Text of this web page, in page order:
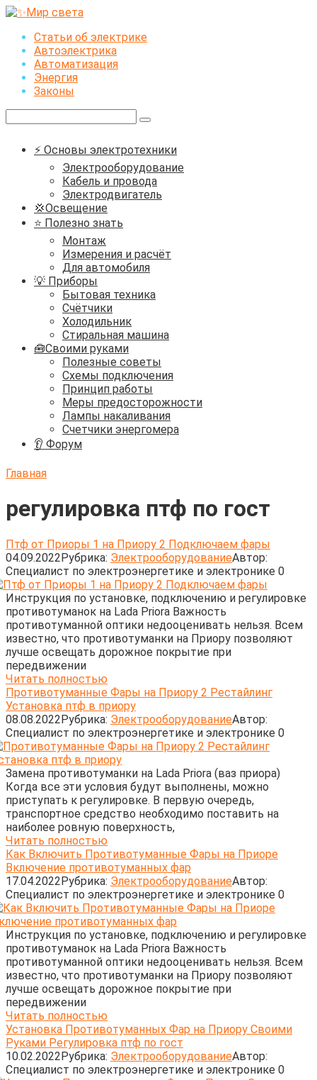
Перейти
контентуСтатьи об электрике
Автоэлектрика
Автоматизация
Энергия
Законы
⚡ Основы электротехники
Электрооборудование
Кабель и провода
Электродвигатель
💢Освещение
⭐ Полезно знать
Монтаж
Измерения и расчёт
Для автомобиля
💡 Приборы
Бытовая техника
Счётчики
Холодильник
Стиральная машина
🧰Своими руками
Полезные советы
Схемы подключения
Принцип работы
Меры предосторожности
Лампы накаливания
Счетчики энергомера
👂 Форум
Главная
регулировка птф по гост
Птф от Приоры 1 на Приору 2 Подключаем фары
04.09.2022Рубрика: ЭлектрооборудованиеАвтор:
Cпециалист по электроэнергетике и электронике 0
Инструкция по установке, подключению и регулировке
противотуманок на Lada Priora Важность
противотуманной оптики недооценивать нельзя. Всем
известно, что противотуманки на Приору позволяют
лучше освещать дорожное покрытие при
передвижении
Читать полностью
Противотуманные Фары на Приору 2 Рестайлинг
Установка птф в приору
08.08.2022Рубрика: ЭлектрооборудованиеАвтор:
Cпециалист по электроэнергетике и электронике 0
Замена противотуманки на Lada Priora (ваз приора)
Когда все эти условия будут выполнены, можно
приступать к регулировке. В первую очередь,
транспортное средство необходимо поставить на
наиболее ровную поверхность,
Читать полностью
Как Включить Противотуманные Фары на Приоре
Включение противотуманных фар
17.04.2022Рубрика: ЭлектрооборудованиеАвтор:
Cпециалист по электроэнергетике и электронике 0
Инструкция по установке, подключению и регулировке
противотуманок на Lada Priora Важность
противотуманной оптики недооценивать нельзя. Всем
известно, что противотуманки на Приору позволяют
лучше освещать дорожное покрытие при
передвижении
Читать полностью
Установка Противотуманных Фар на Приору Своими
Руками Регулировка птф по гост
10.02.2022Рубрика: ЭлектрооборудованиеАвтор:
Cпециалист по электроэнергетике и электронике 0